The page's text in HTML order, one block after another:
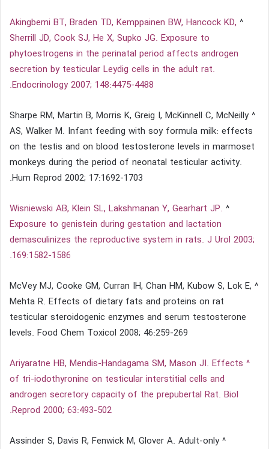
^
Akingbemi BT, Braden TD, Kemppainen BW, Hancock KD,
Sherrill JD, Cook SJ, He X, Supko JG. Exposure to
phytoestrogens in the perinatal period affects androgen
secretion by testicular Leydig cells in the adult rat.
Endocrinology 2007; 148:4475-4488.
^ Sharpe RM, Martin B, Morris K, Greig I, McKinnell C, McNeilly
AS, Walker M. Infant feeding with soy formula milk: effects
on the testis and on blood testosterone levels in marmoset
monkeys during the period of neonatal testicular activity.
Hum Reprod 2002; 17:1692-1703.
^
Wisniewski AB, Klein SL, Lakshmanan Y, Gearhart JP.
Exposure to genistein during gestation and lactation
demasculinizes the reproductive system in rats. J Urol 2003;
169:1582-1586.
^ McVey MJ, Cooke GM, Curran IH, Chan HM, Kubow S, Lok E,
Mehta R. Effects of dietary fats and proteins on rat
testicular steroidogenic enzymes and serum testosterone
levels. Food Chem Toxicol 2008; 46:259-269
^ Ariyaratne HB, Mendis-Handagama SM, Mason JI. Effects
of tri-iodothyronine on testicular interstitial cells and
androgen secretory capacity of the prepubertal Rat. Biol
Reprod 2000; 63:493-502.
^ Assinder S, Davis R, Fenwick M, Glover A. Adult-only